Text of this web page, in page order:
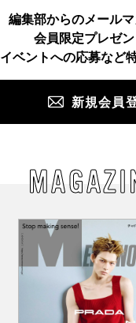
TikTok Facebook
編集部からのメールマ
会員限定プレゼ
イベントへの応募など
新規会員